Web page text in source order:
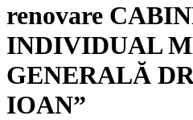
renovare
INDIVIDUAL
GENERALĂ
IOAN”